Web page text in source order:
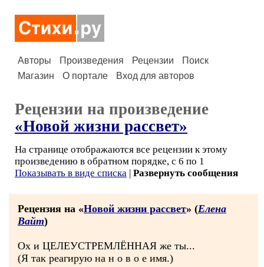
Авторы Произведения Рецензии
Поиск
Магазин
О портале Вход для авторов
Рецензии на произведение
«Новой жизни рассвет»
На странице отображаются все рецензии к этому
произведению в обратном порядке, с 6 по 1
Показывать в виде списка | Развернуть сообщения
Рецензия на «Новой жизни рассвет» (Елена
Вайт)
Ох и ЦЕЛЕУСТРЕМЛЁННАЯ же ты...
(Я так реагирую на н о в о е имя.)